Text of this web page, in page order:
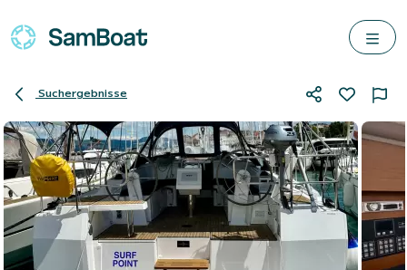
Suchergebnisse